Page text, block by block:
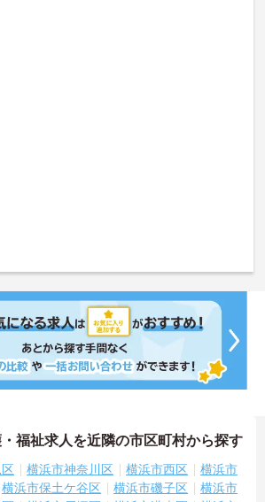
福祉求人を近隣の市区町村から探す
横浜市神奈川区 横浜市西区
横浜市
横浜市保土ケ谷区 横浜市磯子区
横浜市